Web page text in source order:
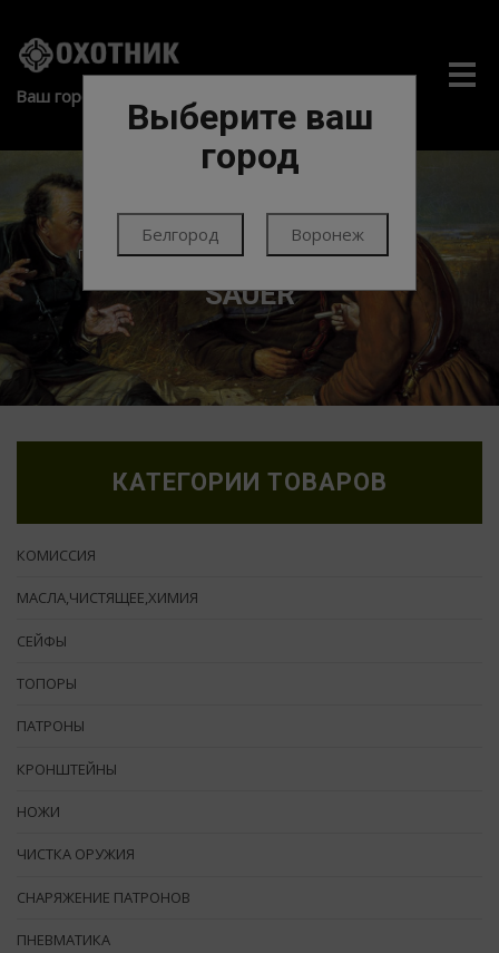
Ваш город:
Выберите ваш
город
Белгород Воронеж
ГЛАВНАЯ ОРУЖИЕ НАРЕЗНОЕ ОРУЖИЕ
SAUER
КАТЕГОРИИ ТОВАРОВ
КОМИССИЯ
МАСЛА,ЧИСТЯЩЕЕ,ХИМИЯ
СЕЙФЫ
ТОПОРЫ
ПАТРОНЫ
КРОНШТЕЙНЫ
НОЖИ
ЧИСТКА ОРУЖИЯ
СНАРЯЖЕНИЕ ПАТРОНОВ
ПНЕВМАТИКА